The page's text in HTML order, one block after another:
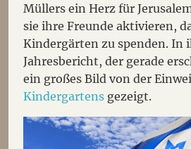
Müllers ein Herz für
sie ihre Freunde aktivieren,
Kindergärten zu spenden. In
Jahresbericht, der gerade
ein großes Bild von der
Kindergartens gezeigt.